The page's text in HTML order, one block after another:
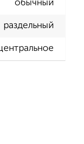
обычный
раздельный